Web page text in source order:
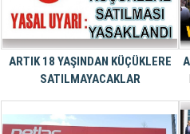
ARTIK 18 YAŞINDAN KÜÇÜKLERE
SATILMAYACAKLAR
çakmak gazı, bally, derby ve tiner gibi
insan sağlığına zararlı uçucu